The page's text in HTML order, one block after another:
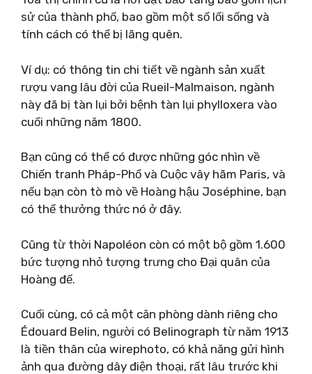
sử của thành phố, bao gồm một số lối sống và
tính cách có thể bị lãng quên.
Ví dụ: có thông tin chi tiết về ngành sản xuất
rượu vang lâu đời của Rueil-Malmaison, ngành
này đã bị tàn lụi bởi bệnh tàn lụi phylloxera vào
cuối những năm 1800.
Bạn cũng có thể có được những góc nhìn về
Chiến tranh Pháp-Phổ và Cuộc vây hãm Paris, và
nếu bạn còn tò mò về Hoàng hậu Joséphine, bạn
có thể thưởng thức nó ở đây.
Cũng từ thời Napoléon còn có một bộ gồm 1.600
bức tượng nhỏ tượng trưng cho Đại quân của
Hoàng đế.
Cuối cùng, có cả một căn phòng dành riêng cho
Édouard Belin, người có Belinograph từ năm 1913
là tiền thân của wirephoto, có khả năng gửi hình
ảnh qua đường dây điện thoại, rất lâu trước khi